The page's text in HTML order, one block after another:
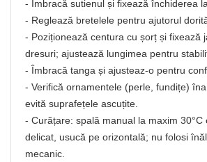
- Îmbracă sutienul și fixează închiderea
- Reglează bretelele pentru ajutorul
- Poziționează centura cu șorț și fixează
dresuri; ajustează lungimea pentru
- Îmbracă tanga și ajusteaz-o pentru
- Verifică ornamentele (perle, fundițe)
evită suprafețele ascuțite.
- Curățare: spală manual la maxim 30°C
delicat, usucă pe orizontală; nu folosi
mecanic.